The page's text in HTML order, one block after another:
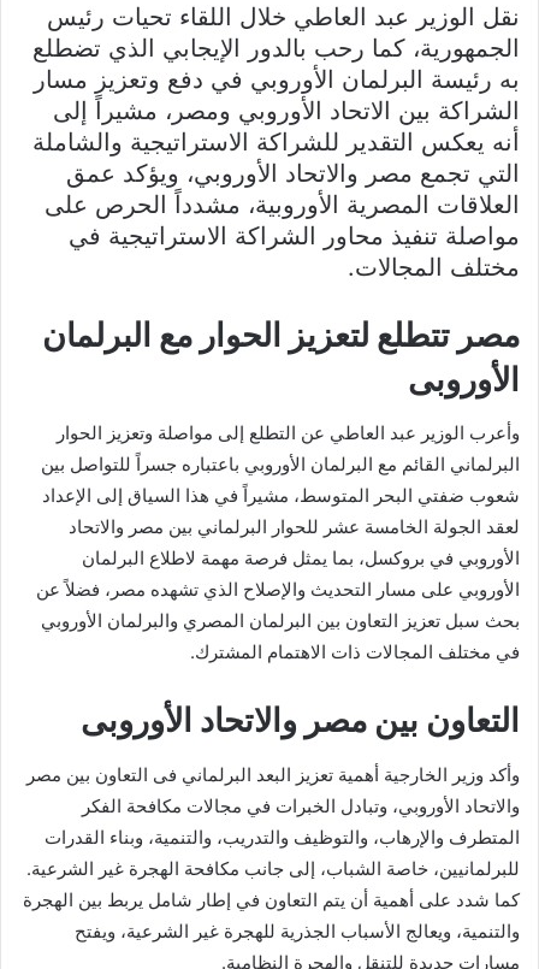
نقل الوزير عبد العاطي خلال اللقاء تحيات رئيس
الجمهورية، كما رحب بالدور الإيجابي الذي تضطلع
به رئيسة البرلمان الأوروبي في دفع وتعزيز مسار
الشراكة بين الاتحاد الأوروبي ومصر، مشيراً إلى
أنه يعكس التقدير للشراكة الاستراتيجية والشاملة
التي تجمع مصر والاتحاد الأوروبي، ويؤكد عمق
العلاقات المصرية الأوروبية، مشدداً الحرص على
مواصلة تنفيذ محاور الشراكة الاستراتيجية في
مختلف المجالات.
مصر تتطلع لتعزيز الحوار مع البرلمان
الأوروبى
وأعرب الوزير عبد العاطي عن التطلع إلى مواصلة وتعزيز الحوار
البرلماني القائم مع البرلمان الأوروبي باعتباره جسراً للتواصل بين
شعوب ضفتي البحر المتوسط، مشيراً في هذا السياق إلى الإعداد
لعقد الجولة الخامسة عشر للحوار البرلماني بين مصر والاتحاد
الأوروبي في بروكسل، بما يمثل فرصة مهمة لاطلاع البرلمان
الأوروبي على مسار التحديث والإصلاح الذي تشهده مصر، فضلاً عن
بحث سبل تعزيز التعاون بين البرلمان المصري والبرلمان الأوروبي
في مختلف المجالات ذات الاهتمام المشترك.
التعاون بين مصر والاتحاد الأوروبى
وأكد وزير الخارجية أهمية تعزيز البعد البرلماني فى التعاون بين مصر
والاتحاد الأوروبي، وتبادل الخبرات في مجالات مكافحة الفكر
المتطرف والإرهاب، والتوظيف والتدريب، والتنمية، وبناء القدرات
للبرلمانيين، خاصة الشباب، إلى جانب مكافحة الهجرة غير الشرعية.
كما شدد على أهمية أن يتم التعاون في إطار شامل يربط بين الهجرة
والتنمية، ويعالج الأسباب الجذرية للهجرة غير الشرعية، ويفتح
مسارات جديدة للتنقل والهجرة النظامية.